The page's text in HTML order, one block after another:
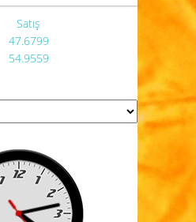
Satış
47.6799
54.9559